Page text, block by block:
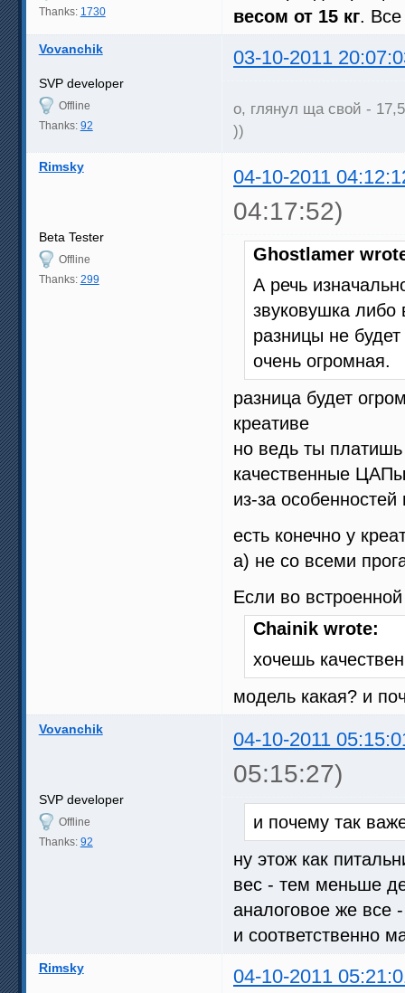
Thanks: 1730
весом от 15 кг.
Vovanchik 03-10-2011
SVP developer
Offline
Thanks: 92
о, глянул ща свой - 17,5
))
Rimsky 04-10-2011
04:17:52)
Beta Tester
Offline
Thanks: 299
Ghostlamer
А речь
звуковушка
разницы не
очень огромная.
разница будет
креативе
но ведь ты
качественные
из-за
есть конечно у
а) не со всеми
Если во
Chainik wrote:
хочешь
модель какая? и
Vovanchik 04-10-2011
05:15:27)
SVP developer
Offline
Thanks: 92
и почему так
ну этож как
вес - тем меньше
аналоговое же все
и соответственно
Rimsky 04-10-2011